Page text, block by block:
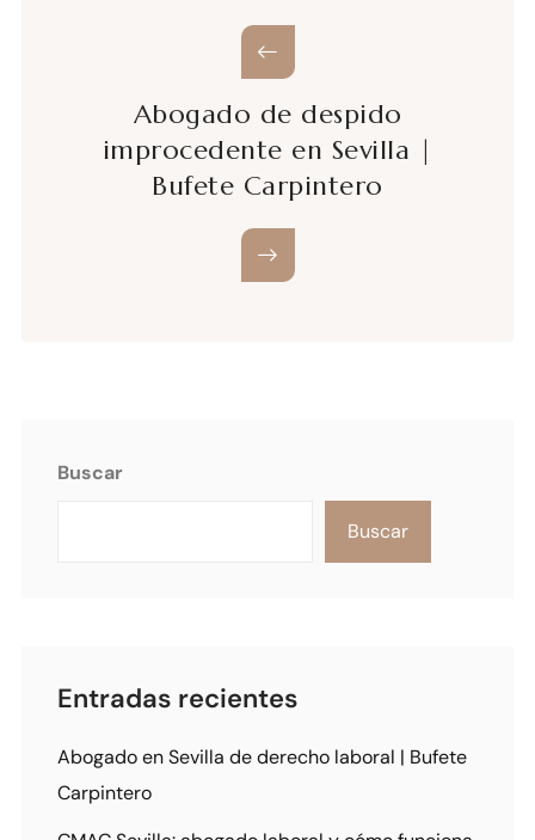
Abogado de despido
improcedente en Sevilla |
Bufete Carpintero
Buscar
Buscar
Entradas recientes
Abogado en Sevilla de derecho laboral | Bufete
Carpintero